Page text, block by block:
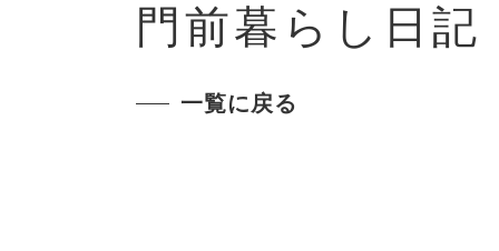
門前暮らし日記
一覧に戻る